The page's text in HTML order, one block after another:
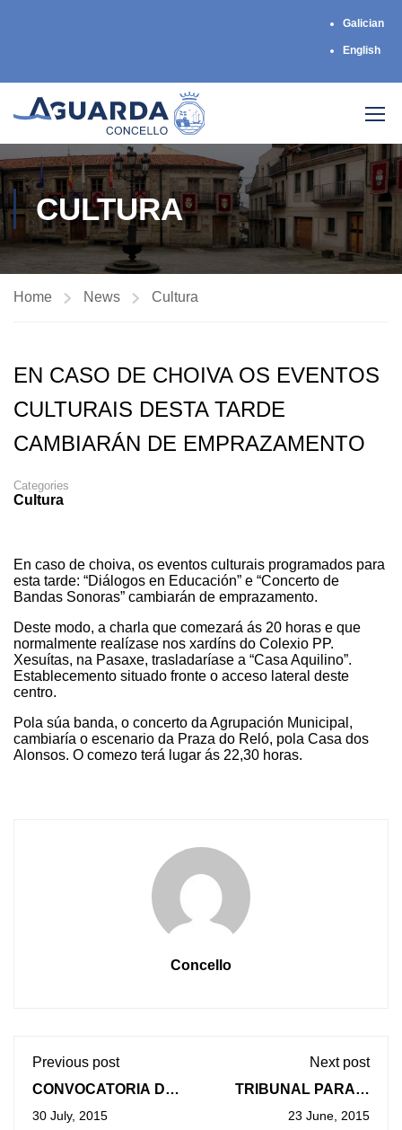
Galician
English
CULTURA
Home News Cultura
EN CASO DE CHOIVA OS EVENTOS
CULTURAIS DESTA TARDE
CAMBIARÁN DE EMPRAZAMENTO
Categories
Cultura
En caso de choiva, os eventos culturais programados para
esta tarde: “Diálogos en Educación” e “Concerto de
Bandas Sonoras” cambiarán de emprazamento.
Deste modo, a charla que comezará ás 20 horas e que
normalmente realízase nos xardíns do Colexio PP.
Xesuítas, na Pasaxe, trasladaríase a “Casa Aquilino”.
Establecemento situado fronte o acceso lateral deste
centro.
Pola súa banda, o concerto da Agrupación Municipal,
cambiaría o escenario da Praza do Reló, pola Casa dos
Alonsos. O comezo terá lugar ás 22,30 horas.
Concello
Previous post
CONVOCATORIA DO
PRÓXIMO PLENO
30 July, 2015
Next post
TRIBUNAL PARA A
SELECCIÓN DAS
23 June, 2015